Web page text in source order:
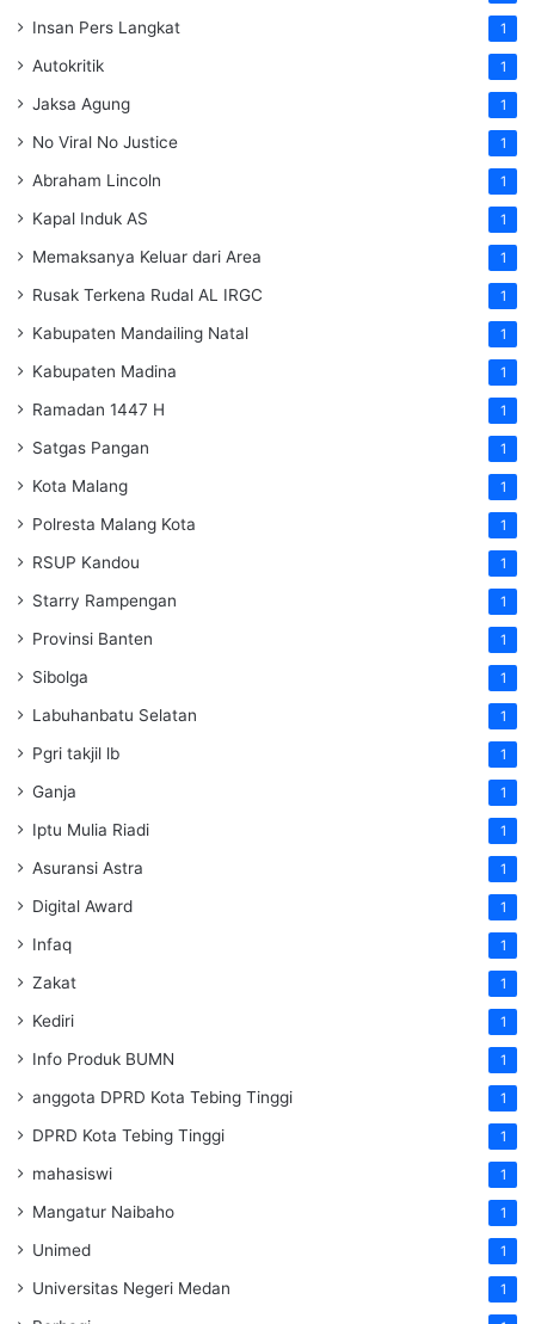
Insan Pers Langkat 1
Autokritik 1
Jaksa Agung 1
No Viral No Justice 1
Abraham Lincoln 1
Kapal Induk AS 1
Memaksanya Keluar dari Area 1
Rusak Terkena Rudal AL IRGC 1
Kabupaten Mandailing Natal 1
Kabupaten Madina 1
Ramadan 1447 H 1
Satgas Pangan 1
Kota Malang 1
Polresta Malang Kota 1
RSUP Kandou 1
Starry Rampengan 1
Provinsi Banten 1
Sibolga 1
Labuhanbatu Selatan 1
Pgri takjil lb 1
Ganja 1
Iptu Mulia Riadi 1
Asuransi Astra 1
Digital Award 1
Infaq 1
Zakat 1
Kediri 1
Info Produk BUMN 1
anggota DPRD Kota Tebing Tinggi 1
DPRD Kota Tebing Tinggi 1
mahasiswi 1
Mangatur Naibaho 1
Unimed 1
Universitas Negeri Medan 1